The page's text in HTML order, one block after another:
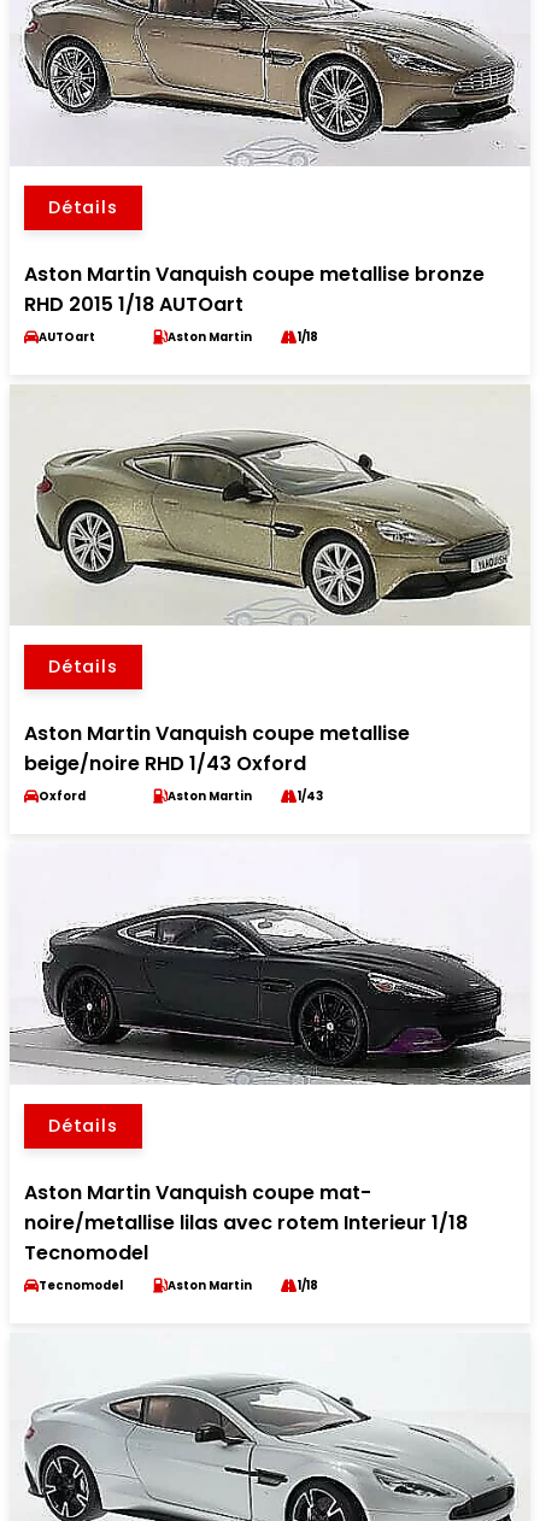
Détails
Aston Martin Vanquish coupe metallise bronze
RHD 2015 1/18 AUTOart
AUTOart Aston Martin 1/18
Détails
Aston Martin Vanquish coupe metallise
beige/noire RHD 1/43 Oxford
Oxford Aston Martin 1/43
Détails
Aston Martin Vanquish coupe mat-
noire/metallise lilas avec rotem Interieur 1/18
Tecnomodel
Tecnomodel Aston Martin 1/18